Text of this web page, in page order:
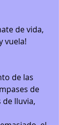
de vida,
vuela!
de las
de
lluvia,